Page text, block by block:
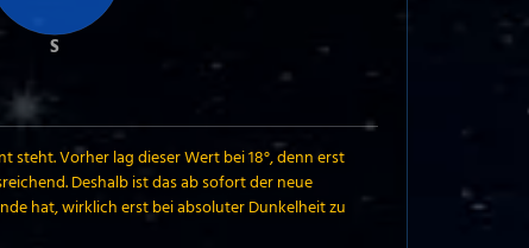
S
steht. Vorher lag dieser Wert bei 18°, denn erst
Deshalb ist das ab sofort der neue
hat, wirklich erst bei absoluter Dunkelheit zu